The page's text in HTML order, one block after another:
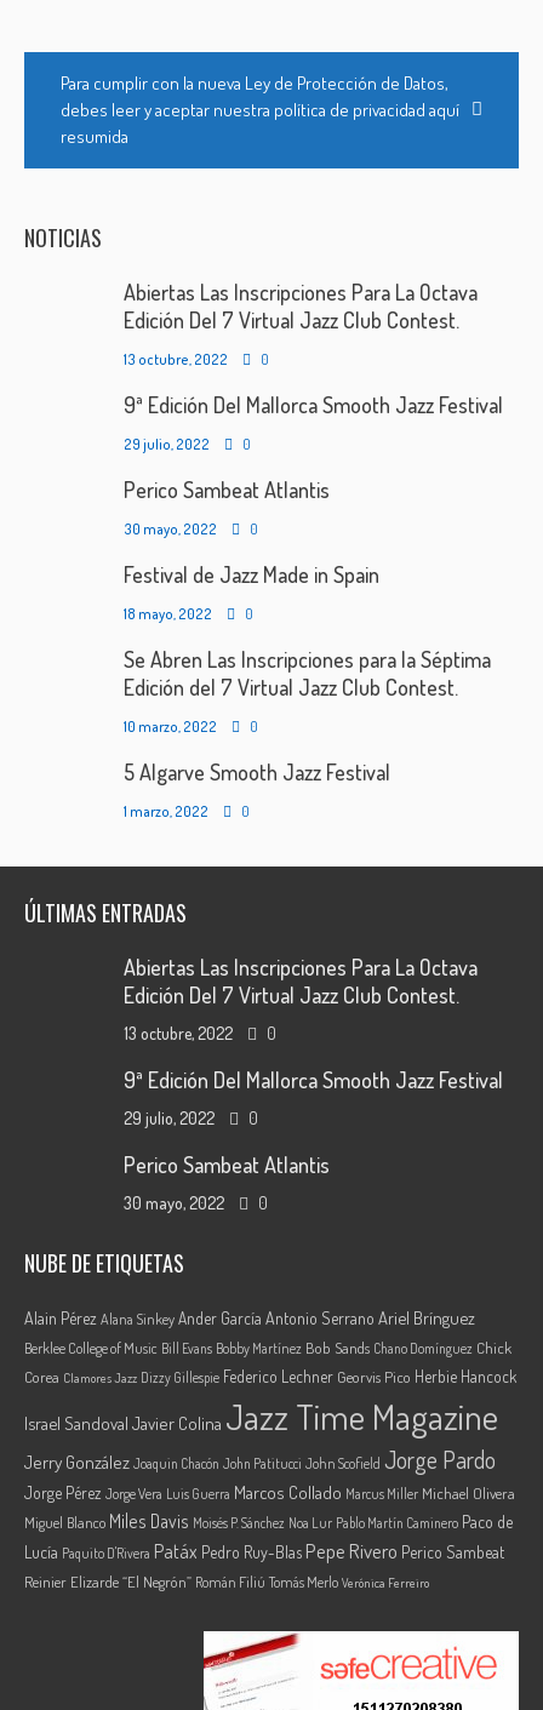
Para cumplir con la nueva Ley de Protección de Datos,
debes leer y aceptar nuestra política de privacidad aquí
resumida
NOTICIAS
Abiertas Las Inscripciones Para La Octava
Edición Del 7 Virtual Jazz Club Contest.
13 octubre, 2022 0
9ª Edición Del Mallorca Smooth Jazz Festival
29 julio, 2022 0
Perico Sambeat Atlantis
30 mayo, 2022 0
Festival de Jazz Made in Spain
18 mayo, 2022 0
Se Abren Las Inscripciones para la Séptima
Edición del 7 Virtual Jazz Club Contest.
10 marzo, 2022 0
5 Algarve Smooth Jazz Festival
1 marzo, 2022 0
ÚLTIMAS ENTRADAS
Abiertas Las Inscripciones Para La Octava
Edición Del 7 Virtual Jazz Club Contest.
13 octubre, 2022 0
9ª Edición Del Mallorca Smooth Jazz Festival
29 julio, 2022 0
Perico Sambeat Atlantis
30 mayo, 2022 0
NUBE DE ETIQUETAS
Alain Pérez Alana SinkeyAnder García Antonio Serrano Ariel Brínguez
Berklee College of Music Bill Evans Bobby Martínez Bob Sands Chano Domínguez Chick
Corea Clamores Jazz Dizzy Gillespie Federico Lechner Georvis Pico Herbie Hancock
Israel Sandoval Javier Colina Jazz Time Magazine
Jerry González Joaquin Chacón John Patitucci John Scofield Jorge Pardo
Jorge Pérez Jorge Vera Luis Guerra Marcos Collado Marcus Miller Michael Olivera
Miguel Blanco Miles Davis Moisés P. Sánchez Noa Lur Pablo Martín Caminero Paco de
Lucía Paquito D'Rivera Patáx Pedro Ruy-Blas Pepe Rivero Perico Sambeat
Reinier Elizarde “El Negrón” Román Filiú Tomás Merlo Verónica Ferreiro